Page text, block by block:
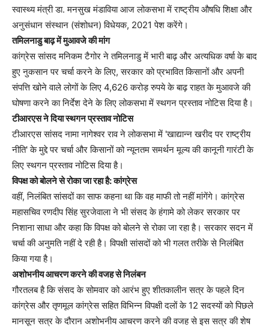
स्वास्थ्य मंत्री डा. मनसुख मंडाविया आज लोकसभा में राष्ट्रीय औषधि शिक्षा और
अनुसंधान संस्थान (संशोधन) विधेयक, 2021 पेश करेंगे।
तमिलनाडु बाढ़ में मुआवजे की मांग
कांग्रेस सांसद मनिकम टैगोर ने तमिलनाडु में भारी बाढ़ और अत्यधिक वर्षा के बाद
हुए नुकसान पर चर्चा करने के लिए, सरकार को प्रभावित किसानों और अपनी
संपत्ति खोने वाले लोगों के लिए 4,626 करोड़ रुपये के बाढ़ राहत के मुआवजे की
घोषणा करने का निर्देश देने के लिए लोकसभा में स्थगन प्रस्ताव नोटिस दिया है।
टीआरएस ने दिया स्थगन प्रस्ताव नोटिस
टीआरएस सांसद नामा नागेश्वर राव ने लोकसभा में 'खाद्यान्न खरीद पर राष्ट्रीय
नीति' के मुद्दे पर चर्चा और किसानों को न्यूनतम समर्थन मूल्य की कानूनी गारंटी के
लिए स्थगन प्रस्ताव नोटिस दिया है।
विपक्ष को बोलने से रोका जा रहा है: कांग्रेस
वहीं, निलंबित सांसदों का साफ कहना था कि वह माफी तो नहीं मांगेंगे। कांग्रेस
महासचिव रणदीप सिंह सुरजेवाला ने भी संसद के हंगामे को लेकर सरकार पर
निशाना साधा और कहा कि विपक्ष को बोलने से रोका जा रहा है। सरकार सदन में
चर्चा की अनुमति नहीं दे रही है। विपक्षी सांसदों को भी गलत तरीके से निलंबित
किया गया है।
अशोभनीय आचरण करने की वजह से निलंबन
गौरतलब है कि संसद के सोमवार को आरंभ हुए शीतकालीन सत्र के पहले दिन
कांग्रेस और तृणमूल कांग्रेस सहित विभिन्न विपक्षी दलों के 12 सदस्यों को पिछले
मानसून सत्र के दौरान अशोभनीय आचरण करने की वजह से इस सत्र की शेष